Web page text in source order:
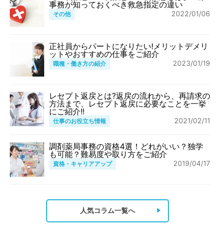
事務が知っておくべき救急指定の違い
その他 2022/01/06
正社員からパートになりたい!メリットデメリ
ットやおすすめの仕事をご紹介
職種・働き方の紹介 2023/01/19
レセプト返戻とは?返戻の流れから、再請求の
方法まで、レセプト返戻に必要なことを一挙
にご紹介!!
仕事のお役立ち情報 2021/02/11
調剤薬局事務の資格4選！どれがいい？独学
も可能？難易度や取り方をご紹介
資格・キャリアアップ 2019/04/17
人気コラム一覧へ